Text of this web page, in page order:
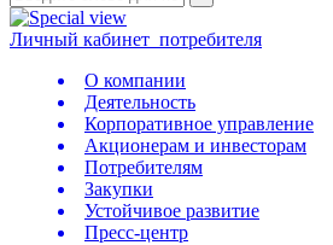
Личный кабинет потребителя
О компании
Деятельность
Корпоративное управление
Акционерам и инвесторам
Потребителям
Закупки
Устойчивое развитие
Пресс-центр